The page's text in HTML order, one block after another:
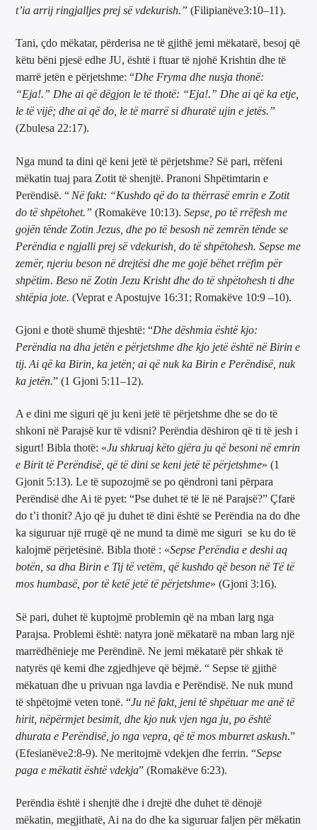
t’ia arrij ringjalljes prej së vdekurish.” (Filipianëve3:10–11).
Tani, çdo mëkatar, përderisa ne të gjithë jemi mëkatarë, besoj që
këtu bëni pjesë edhe JU, është i ftuar të njohë Krishtin dhe të
marrë jetën e përjetshme: “Dhe Fryma dhe nusja thonë:
“Eja!.” Dhe ai që dëgjon le të thotë: “Eja!.” Dhe ai që ka etje,
le të vijë; dhe ai që do, le të marrë si dhuratë ujin e jetës.”
(Zbulesa 22:17).
Nga mund ta dini që keni jetë të përjetshme? Së pari, rrëfeni
mëkatin tuaj para Zotit të shenjtë. Pranoni Shpëtimtarin e
Perëndisë. “ Në fakt: “Kushdo që do ta thërrasë emrin e Zotit
do të shpëtohet.” (Romakëve 10:13).Sepse, po të rrëfesh me
gojën tënde Zotin Jezus, dhe po të besosh në zemrën tënde se
Perëndia e ngjalli prej së vdekurish, do të shpëtohesh. Sepse me
zemër, njeriu beson në drejtësi dhe me gojë bëhet rrëfim për
shpëtim. Beso në Zotin Jezu Krisht dhe do të shpëtohesh ti dhe
shtëpia jote. (Veprat e Apostujve 16:31; Romakëve 10:9 –10).
Gjoni e thotë shumë thjeshtë: “Dhe dëshmia është kjo:
Perëndia na dha jetën e përjetshme dhe kjo jetë është në Birin e
tij. Ai që ka Birin, ka jetën; ai që nuk ka Birin e Perëndisë, nuk
ka jetën.” (1 Gjoni 5:11–12).
A e dini me siguri që ju keni jetë të përjetshme dhe se do të
shkoni në Parajsë kur të vdisni? Perëndia dëshiron që ti të jesh i
sigurt! Bibla thotë: «Ju shkruaj këto gjëra ju që besoni në emrin
e Birit të Perëndisë, që të dini se keni jetë të përjetshme» (1
Gjonit 5:13). Le të supozojmë se po qëndroni tani përpara
Perëndisë dhe Ai të pyet: “Pse duhet të të lë në Parajsë?” Çfarë
do t’i thonit? Ajo që ju duhet të dini është se Perëndia na do dhe
ka siguruar një rrugë që ne mund ta dimë me siguri se ku do të
kalojmë përjetësinë. Bibla thotë : «Sepse Perëndia e deshi aq
botën, sa dha Birin e Tij të vetëm, që kushdo që beson në Të të
mos humbasë, por të ketë jetë të përjetshme» (Gjoni 3:16).
Së pari, duhet të kuptojmë problemin që na mban larg nga
Parajsa. Problemi është: natyra jonë mëkatarë na mban larg një
marrëdhënieje me Perëndinë. Ne jemi mëkatarë për shkak të
natyrës që kemi dhe zgjedhjeve që bëjmë. “ Sepse të gjithë
mëkatuan dhe u privuan nga lavdia e Perëndisë. Ne nuk mund
të shpëtojmë veten tonë. “Ju në fakt, jeni të shpëtuar me anë të
hirit, nëpërmjet besimit, dhe kjo nuk vjen nga ju, po është
dhurata e Perëndisë, jo nga vepra, që të mos mburret askush.”
(Efesianëve2:8-9). Ne meritojmë vdekjen dhe ferrin. “Sepse
paga e mëkatit është vdekja” (Romakëve 6:23).
Perëndia është i shenjtë dhe i drejtë dhe duhet të dënojë
mëkatin, megjithatë, Ai na do dhe ka siguruar faljen për mëkatin